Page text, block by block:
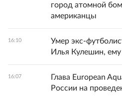
город атомной
американцы
16:10
Умер экс-
Илья Кулешин,
16:07
Глава European
России на